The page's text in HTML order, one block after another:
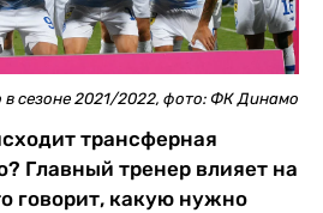
сезоне 2021/2022, фото: ФК Динамо
трансферная
Главный тренер влияет на
говорит, какую нужно